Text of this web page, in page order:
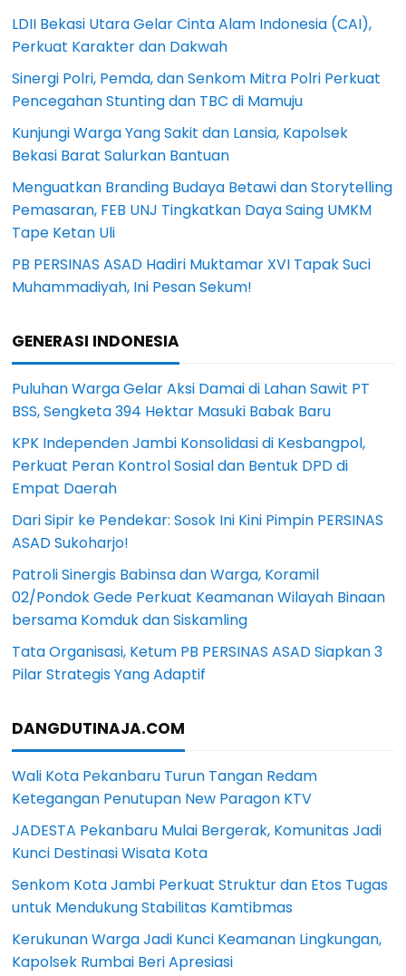
LDII Bekasi Utara Gelar Cinta Alam Indonesia (CAI),
Perkuat Karakter dan Dakwah
Sinergi Polri, Pemda, dan Senkom Mitra Polri Perkuat
Pencegahan Stunting dan TBC di Mamuju
Kunjungi Warga Yang Sakit dan Lansia, Kapolsek
Bekasi Barat Salurkan Bantuan
Menguatkan Branding Budaya Betawi dan Storytelling
Pemasaran, FEB UNJ Tingkatkan Daya Saing UMKM
Tape Ketan Uli
PB PERSINAS ASAD Hadiri Muktamar XVI Tapak Suci
Muhammadiyah, Ini Pesan Sekum!
GENERASI INDONESIA
Puluhan Warga Gelar Aksi Damai di Lahan Sawit PT
BSS, Sengketa 394 Hektar Masuki Babak Baru
KPK Independen Jambi Konsolidasi di Kesbangpol,
Perkuat Peran Kontrol Sosial dan Bentuk DPD di
Empat Daerah
Dari Sipir ke Pendekar: Sosok Ini Kini Pimpin PERSINAS
ASAD Sukoharjo!
Patroli Sinergis Babinsa dan Warga, Koramil
02/Pondok Gede Perkuat Keamanan Wilayah Binaan
bersama Komduk dan Siskamling
Tata Organisasi, Ketum PB PERSINAS ASAD Siapkan 3
Pilar Strategis Yang Adaptif
DANGDUTINAJA.COM
Wali Kota Pekanbaru Turun Tangan Redam
Ketegangan Penutupan New Paragon KTV
JADESTA Pekanbaru Mulai Bergerak, Komunitas Jadi
Kunci Destinasi Wisata Kota
Senkom Kota Jambi Perkuat Struktur dan Etos Tugas
untuk Mendukung Stabilitas Kamtibmas
Kerukunan Warga Jadi Kunci Keamanan Lingkungan,
Kapolsek Rumbai Beri Apresiasi